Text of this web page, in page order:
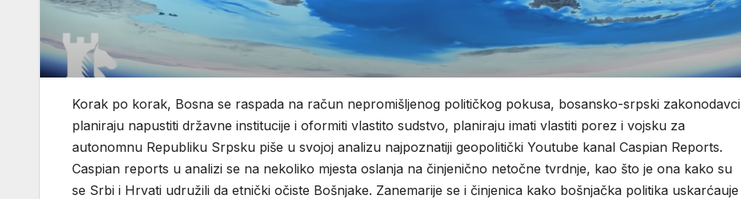
Korak po korak, Bosna se raspada na račun nepromišljenog političkog pokusa, bosansko-srpski zakonodavci
planiraju napustiti državne institucije i oformiti vlastito sudstvo, planiraju imati vlastiti porez i vojsku za
autonomnu Republiku Srpsku piše u svojoj analizu najpoznatiji geopolitički Youtube kanal Caspian Reports.
Caspian reports u analizi se na nekoliko mjesta oslanja na činjenično netočne tvrdnje, kao što je ona kako su
se Srbi i Hrvati udružili da etnički očiste Bošnjake. Zanemarije se i činjenica kako bošnjačka politika uskarćauje